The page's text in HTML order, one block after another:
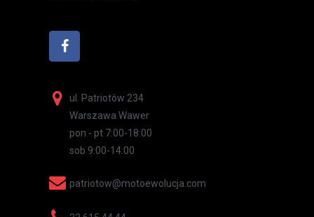
ul. Patriotów 234
Warszawa Wawer
pon - pt 7:00-18:00
sob 9:00-14:00
patriotow@motoewolucja.com